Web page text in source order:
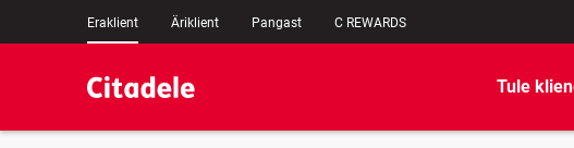
Eraklient Äriklient Pangast C REWARDS
Tule